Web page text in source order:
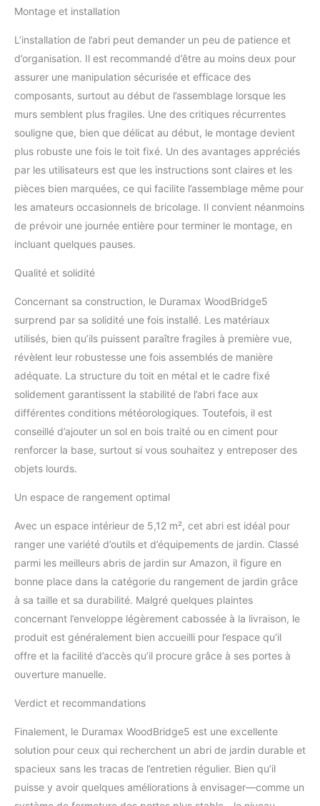
ancré correctement ;
pendant l'hiver, il peut
contenir jusqu'à 20 lb/pi2
de neige ; en outre, vous
suspendre vos outils de
jardin ou vos étagères.
Kit de fondation en métal
inclus; Kits de ventilation
inclus pour une meilleure
Dimensions extérieures
(LxlxH): 319.3 x 163.6 x
Montage et installation
L’installation de l’abri peut demander un peu de patience et
d’organisation. Il est recommandé d’être au moins deux pour
assurer une manipulation sécurisée et efficace des
composants, surtout au début de l’assemblage lorsque les
murs semblent plus fragiles. Une des critiques récurrentes
souligne que, bien que délicat au début, le montage devient
plus robuste une fois le toit fixé. Un des avantages appréciés
par les utilisateurs est que les instructions sont claires et les
pièces bien marquées, ce qui facilite l’assemblage même pour
les amateurs occasionnels de bricolage. Il convient néanmoins
de prévoir une journée entière pour terminer le montage, en
incluant quelques pauses.
Qualité et solidité
Concernant sa construction, le Duramax WoodBridge5
surprend par sa solidité une fois installé. Les matériaux
utilisés, bien qu’ils puissent paraître fragiles à première vue,
révèlent leur robustesse une fois assemblés de manière
adéquate. La structure du toit en métal et le cadre fixé
solidement garantissent la stabilité de l’abri face aux
différentes conditions météorologiques. Toutefois, il est
conseillé d’ajouter un sol en bois traité ou en ciment pour
renforcer la base, surtout si vous souhaitez y entreposer des
objets lourds.
Un espace de rangement optimal
Avec un espace intérieur de 5,12 m², cet abri est idéal pour
ranger une variété d’outils et d’équipements de jardin. Classé
parmi les meilleurs abris de jardin sur Amazon, il figure en
bonne place dans la catégorie du rangement de jardin grâce
à sa taille et sa durabilité. Malgré quelques plaintes
concernant l’enveloppe légèrement cabossée à la livraison, le
produit est généralement bien accueilli pour l’espace qu’il
offre et la facilité d’accès qu’il procure grâce à ses portes à
ouverture manuelle.
Verdict et recommandations
Finalement, le Duramax WoodBridge5 est une excellente
solution pour ceux qui recherchent un abri de jardin durable et
spacieux sans les tracas de l’entretien régulier. Bien qu’il
puisse y avoir quelques améliorations à envisager—comme un